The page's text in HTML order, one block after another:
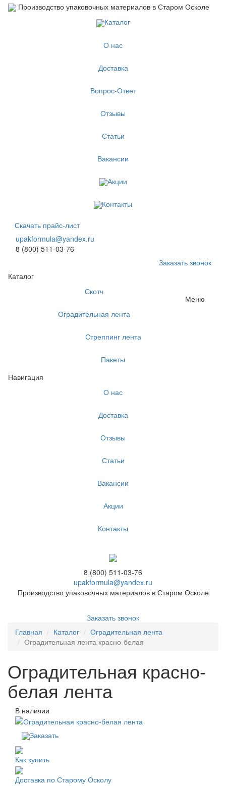
Производство упаковочных материалов в Старом Осколе
Каталог
О нас
Доставка
Вопрос-Ответ
Отзывы
Статьи
Вакансии
Акции
Контакты
Скачать прайс-лист
upakformula@yandex.ru
8 (800) 511-03-76
Заказать звонок
Меню
Каталог
Скотч
Оградительная лента
Стреппинг лента
Пакеты
Навигация
О нас
Доставка
Отзывы
Статьи
Вакансии
Акции
Контакты
8 (800) 511-03-76
upakformula@yandex.ru
Производство упаковочных материалов в Старом Осколе
Заказать звонок
Главная
Каталог
Оградительная лента
Оградительная лента красно-белая
Оградительная красно-
белая лента
В наличии
Заказать
Как купить
Доставка по Старому Осколу